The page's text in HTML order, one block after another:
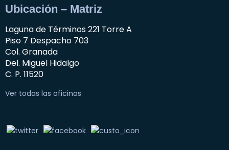
Ubicación – Matriz
Laguna de Términos 221 Torre A
Piso 7 Despacho 703
Col. Granada
Del. Miguel Hidalgo
C. P. 11520
Ver todas las oficinas